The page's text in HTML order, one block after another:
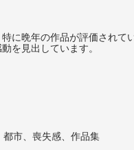
に晩年の作品が評価され
を見出しています。
市、喪失感、作品集